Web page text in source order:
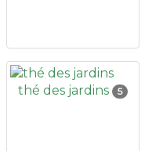
thé des jardins 5